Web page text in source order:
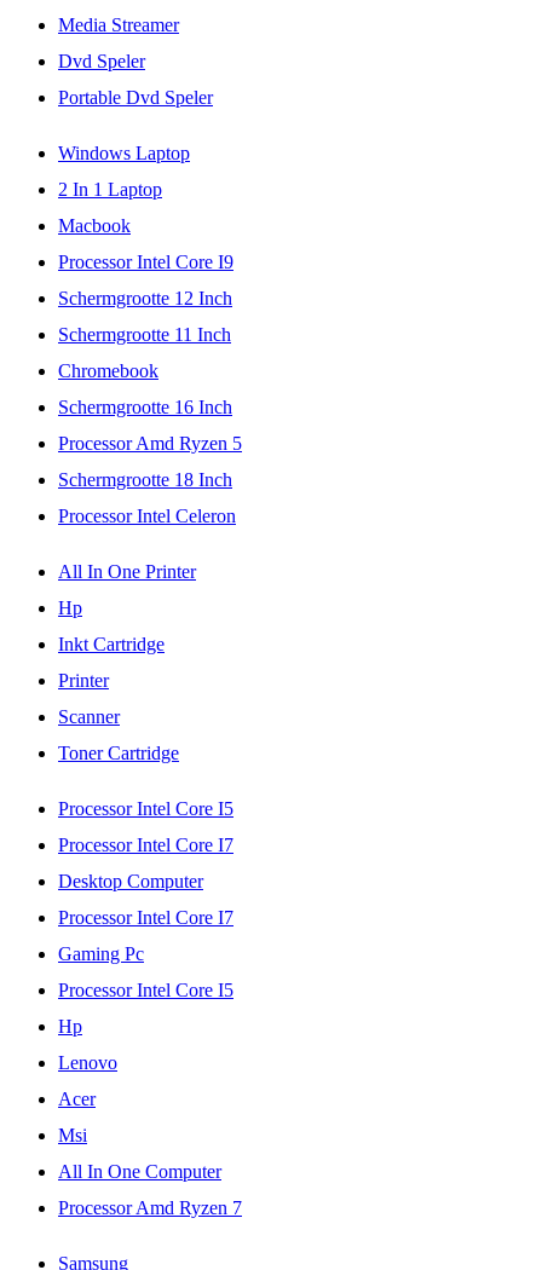
Media Streamer
Dvd Speler
Portable Dvd Speler
Windows Laptop
2 In 1 Laptop
Macbook
Processor Intel Core I9
Schermgrootte 12 Inch
Schermgrootte 11 Inch
Chromebook
Schermgrootte 16 Inch
Processor Amd Ryzen 5
Schermgrootte 18 Inch
Processor Intel Celeron
All In One Printer
Hp
Inkt Cartridge
Printer
Scanner
Toner Cartridge
Processor Intel Core I5
Processor Intel Core I7
Desktop Computer
Processor Intel Core I7
Gaming Pc
Processor Intel Core I5
Hp
Lenovo
Acer
Msi
All In One Computer
Processor Amd Ryzen 7
Samsung